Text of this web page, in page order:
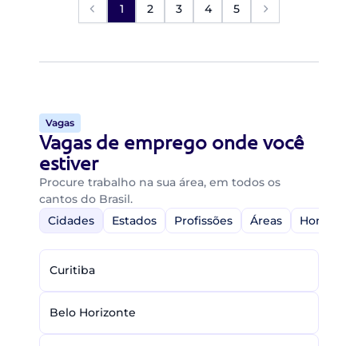
1 2 3 4 5
Vagas
Vagas de emprego onde você
estiver
Procure trabalho na sua área, em todos os
cantos do Brasil.
Cidades
Estados Profissões Áreas Home-
Curitiba
Belo Horizonte